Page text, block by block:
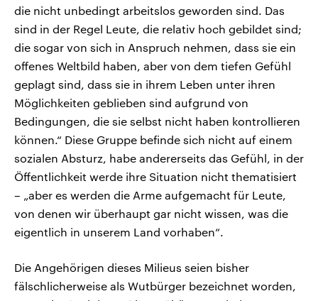
die nicht unbedingt arbeitslos geworden sind. Das
sind in der Regel Leute, die relativ hoch gebildet sind;
die sogar von sich in Anspruch nehmen, dass sie ein
offenes Weltbild haben, aber von dem tiefen Gefühl
geplagt sind, dass sie in ihrem Leben unter ihren
Möglichkeiten geblieben sind aufgrund von
Bedingungen, die sie selbst nicht haben kontrollieren
können.“ Diese Gruppe befinde sich nicht auf einem
sozialen Absturz, habe andererseits das Gefühl, in der
Öffentlichkeit werde ihre Situation nicht thematisiert
– „aber es werden die Arme aufgemacht für Leute,
von denen wir überhaupt gar nicht wissen, was die
eigentlich in unserem Land vorhaben“.
Die Angehörigen dieses Milieus seien bisher
fälschlicherweise als Wutbürger bezeichnet worden,